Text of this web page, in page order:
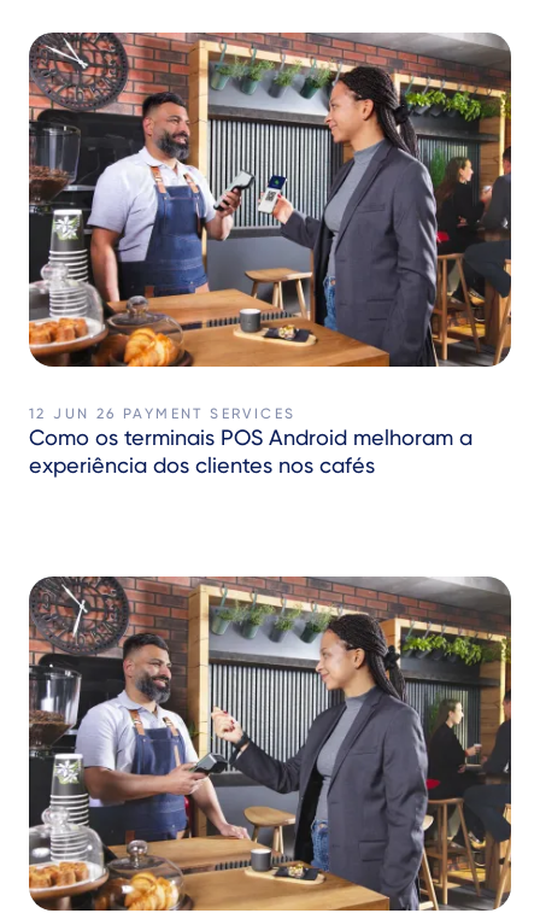
12 JUN 26 PAYMENT SERVICES
Como os terminais POS Android melhoram a
experiência dos clientes nos cafés